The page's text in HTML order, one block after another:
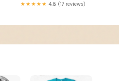
★★★★★ 4.8 (17 reviews)